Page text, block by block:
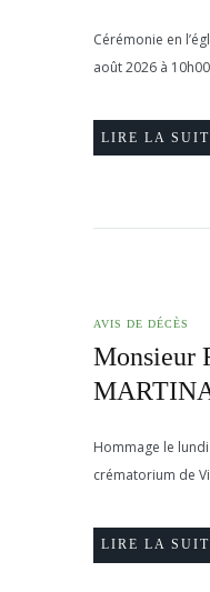
Cérémonie en
août 2026 à 10h00
LIRE LA
AVIS DE DÉCÈS
Monsieur
Hommage le
crématorium de
LIRE LA